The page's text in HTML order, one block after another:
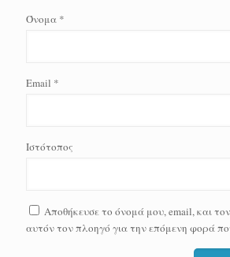
Όνομα *
Email *
Ιστότοπος
Αποθήκευσε το όνομά μου, email, και
αυτόν τον πλοηγό για την επόμενη φορά